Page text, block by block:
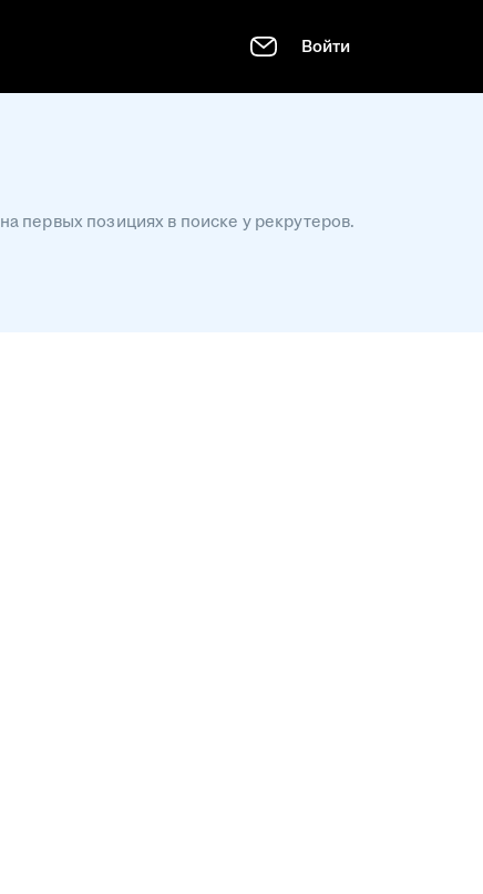
Войти
первых позициях в поиске у рекрутеров.